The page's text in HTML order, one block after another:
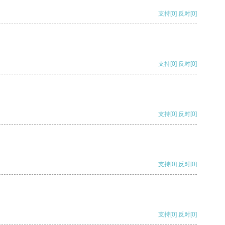
支持[0] 反对[0]
支持[0] 反对[0]
支持[0] 反对[0]
支持[0] 反对[0]
支持[0] 反对[0]